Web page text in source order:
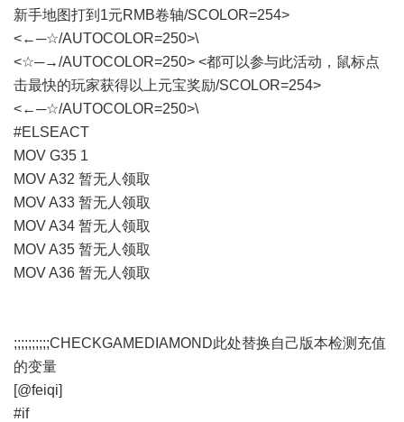
新手地图打到1元RMB卷轴/SCOLOR=254>
<←─☆/AUTOCOLOR=250>\
<☆─→/AUTOCOLOR=250> <都可以参与此活动，鼠标点
击最快的玩家获得以上元宝奖励/SCOLOR=254>
<←─☆/AUTOCOLOR=250>\
#ELSEACT
MOV G35 1
MOV A32 暂无人领取
MOV A33 暂无人领取
MOV A34 暂无人领取
MOV A35 暂无人领取
MOV A36 暂无人领取
;;;;;;;;;;CHECKGAMEDIAMOND此处替换自己版本检测充值
的变量
[@feiqi]
#if